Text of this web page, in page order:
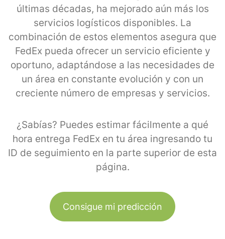
últimas décadas, ha mejorado aún más los
servicios logísticos disponibles. La
combinación de estos elementos asegura que
FedEx pueda ofrecer un servicio eficiente y
oportuno, adaptándose a las necesidades de
un área en constante evolución y con un
creciente número de empresas y servicios.
¿Sabías? Puedes estimar fácilmente a qué
hora entrega FedEx en tu área ingresando tu
ID de seguimiento en la parte superior de esta
página.
Consigue mi predicción